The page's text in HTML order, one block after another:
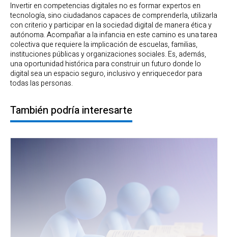
Invertir en competencias digitales no es formar expertos en
tecnología, sino ciudadanos capaces de comprenderla, utilizarla
con criterio y participar en la sociedad digital de manera ética y
autónoma. Acompañar a la infancia en este camino es una tarea
colectiva que requiere la implicación de escuelas, familias,
instituciones públicas y organizaciones sociales. Es, además,
una oportunidad histórica para construir un futuro donde lo
digital sea un espacio seguro, inclusivo y enriquecedor para
todas las personas.
También podría interesarte